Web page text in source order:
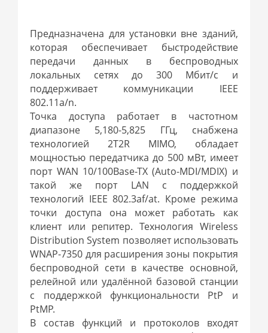
Предназначена для установки вне зданий,
которая обеспечивает быстродействие
передачи данных в беспроводных
локальных сетях до 300 Мбит/с и
поддерживает коммуникации IEEE
802.11a/n.
Точка доступа работает в частотном
диапазоне 5,180-5,825 ГГц, снабжена
технологией 2T2R MIMO, обладает
мощностью передатчика до 500 мВт, имеет
порт WAN 10/100Base-TX (Auto-MDI/MDIX) и
такой же порт LAN с поддержкой
технологий IEEE 802.3af/at. Кроме режима
точки доступа она может работать как
клиент или репитер. Технология Wireless
Distribution System позволяет использовать
WNAP-7350 для расширения зоны покрытия
беспроводной сети в качестве основной,
релейной или удалённой базовой станции
с поддержкой функциональности PtP и
PtMP.
В состав функций и протоколов входят